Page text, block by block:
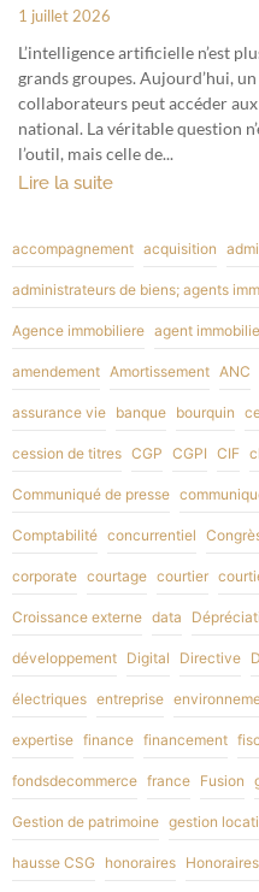
1 juillet 2026
L’intelligence artificielle n’est
grands groupes. Aujourd’hui,
collaborateurs peut accéder
national. La véritable question
l’outil, mais celle de...
Lire la suite
accompagnement acquisition
administrateurs de biens; agents
Agence immobiliere agent
amendement Amortissement ANC
assurance vie banque bourquin
cession de titres CGP CGPI CIF
Communiqué de presse
Comptabilité concurrentiel
corporate courtage courtier
Croissance externe data
développement Digital Directive
électriques entreprise
expertise finance financement
fondsdecommerce france Fusion
Gestion de patrimoine gestion
hausse CSG honoraires